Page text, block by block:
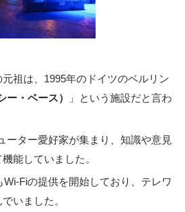
祖は、1995年のドイツのベルリン
ー・ベース）
」という施設だと言わ
ーター愛好家が集まり、知識や意見
能していました。
Wi-Fiの提供を開始しており、テレワ
いました。